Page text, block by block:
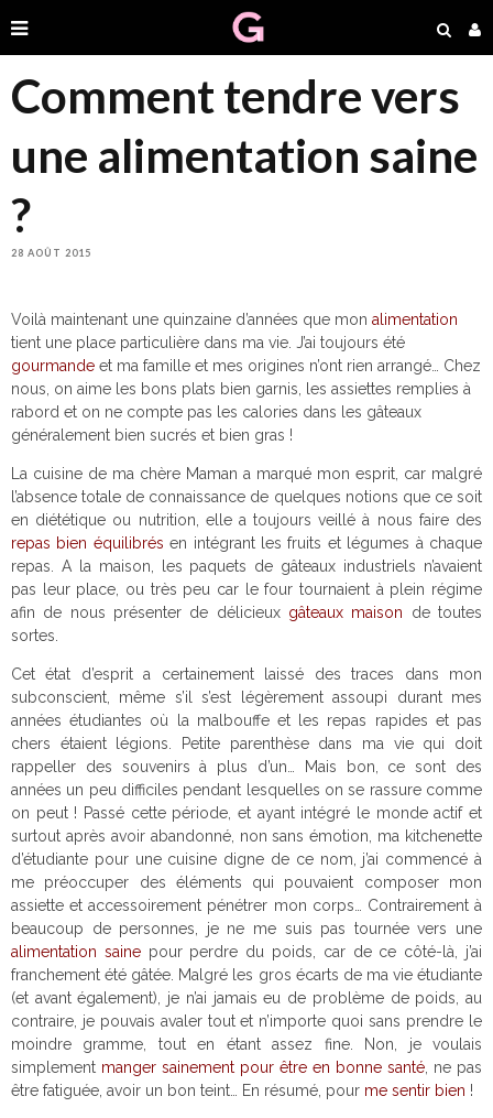
Comment tendre vers
une alimentation saine
?
28 AOÛT 2015
Voilà maintenant une quinzaine d’années que mon alimentation
tient une place particulière dans ma vie. J’ai toujours été
gourmande et ma famille et mes origines n’ont rien arrangé… Chez
nous, on aime les bons plats bien garnis, les assiettes remplies à
rabord et on ne compte pas les calories dans les gâteaux
généralement bien sucrés et bien gras !
La cuisine de ma chère Maman a marqué mon esprit, car malgré
l’absence totale de connaissance de quelques notions que ce soit
en diététique ou nutrition, elle a toujours veillé à nous faire des
repas bien équilibrés en intégrant les fruits et légumes à chaque
repas. A la maison, les paquets de gâteaux industriels n’avaient
pas leur place, ou très peu car le four tournaient à plein régime
afin de nous présenter de délicieuxgâteaux maison de toutes
sortes.
Cet état d’esprit a certainement laissé des traces dans mon
subconscient, même s’il s’est légèrement assoupi durant mes
années étudiantes où la malbouffe et les repas rapides et pas
chers étaient légions. Petite parenthèse dans ma vie qui doit
rappeller des souvenirs à plus d’un… Mais bon, ce sont des
années un peu difficiles pendant lesquelles on se rassure comme
on peut ! Passé cette période, et ayant intégré le monde actif et
surtout après avoir abandonné, non sans émotion, ma kitchenette
d’étudiante pour une cuisine digne de ce nom, j’ai commencé à
me préoccuper des éléments qui pouvaient composer mon
assiette et accessoirement pénétrer mon corps… Contrairement à
beaucoup de personnes, je ne me suis pas tournée vers une
alimentation sainepour perdre du poids, car de ce côté-là, j’ai
franchement été gâtée. Malgré les gros écarts de ma vie étudiante
(et avant également), je n’ai jamais eu de problème de poids, au
contraire, je pouvais avaler tout et n’importe quoi sans prendre le
moindre gramme, tout en étant assez fine. Non, je voulais
simplement manger sainement pour être en bonne santé , ne pas
être fatiguée, avoir un bon teint… En résumé, pour me sentir bien !